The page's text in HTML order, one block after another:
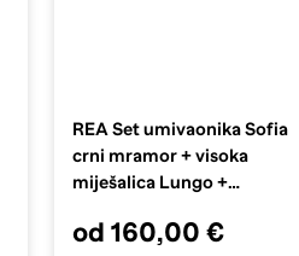
REA Set umivaonika Sofia
crni mramor + visoka
miješalica Lungo +
od 160,00 €